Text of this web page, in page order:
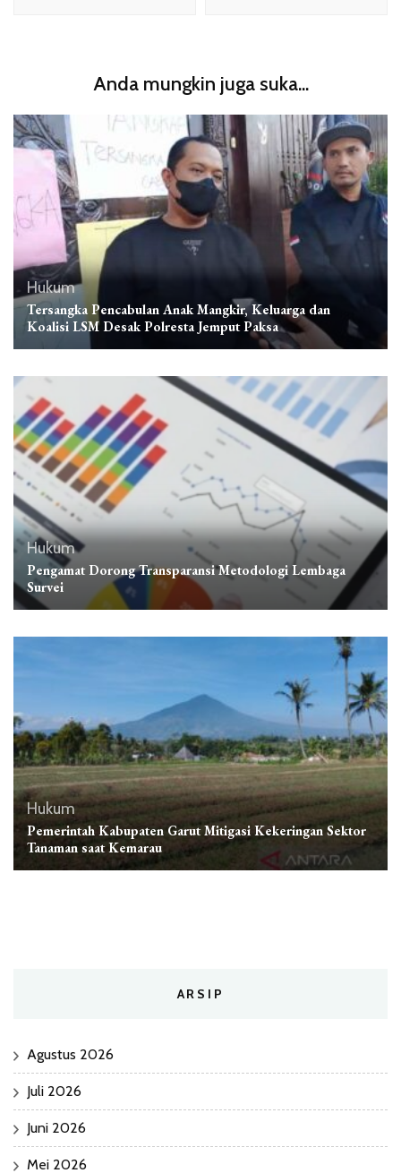
Anda mungkin juga suka...
Hukum
Tersangka Pencabulan Anak Mangkir, Keluarga dan
Koalisi LSM Desak Polresta Jemput Paksa
Hukum
Pengamat Dorong Transparansi Metodologi Lembaga
Survei
Hukum
Pemerintah Kabupaten Garut Mitigasi Kekeringan Sektor
Tanaman saat Kemarau
ARSIP
Agustus 2026
Juli 2026
Juni 2026
Mei 2026